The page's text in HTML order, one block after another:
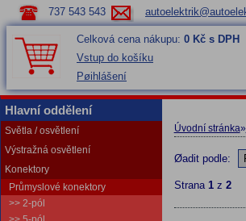
737 543 543
Celková cena nákupu: 0 Kč s DPH
Vstup do košíku
Pøihlášení
Hlavní oddělení
Světla / osvětlení
Výstražná osvětlení
Konektory
Průmyslové konektory
>> 2-pól
Úvodní stránka»
Øadit podle:
Strana 1z 2